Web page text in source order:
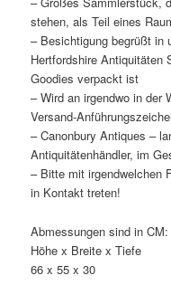
stehen, als Teil eines
– Besichtigung begrüßt in
Hertfordshire Antiquitäten
Goodies verpackt ist
– Wird an irgendwo in der
Versand-
– Canonbury Antiques –
Antiquitätenhändler, im
– Bitte mit irgendwelchen
in Kontakt treten!
Abmessungen sind in CM:
Höhe x Breite x Tiefe
66 x 55 x 30